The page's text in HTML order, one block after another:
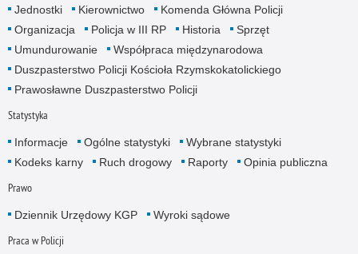
Jednostki Kierownictwo
Komenda Główna Policji
Organizacja
Policja w III RP Historia
Sprzęt
Umundurowanie
Współpraca międzynarodowa
Duszpasterstwo Policji Kościoła Rzymskokatolickiego
Prawosławne Duszpasterstwo Policji
Statystyka
Informacje Ogólne statystyki
Wybrane statystyki
Kodeks karny
Ruch drogowy Raporty Opinia publiczna
Prawo
Dziennik Urzędowy KGP Wyroki sądowe
Praca w Policji